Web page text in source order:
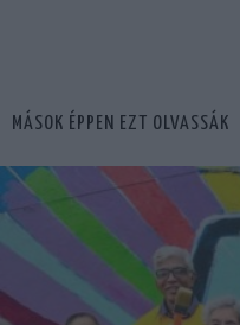
MÁSOK ÉPPEN EZT OLVASSÁK